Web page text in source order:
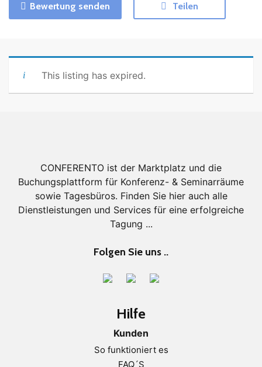
Bewertung senden Teilen
This listing has expired.
CONFERENTO ist der Marktplatz und die
Buchungsplattform für Konferenz- & Seminarräume
sowie Tagesbüros. Finden Sie hier auch alle
Dienstleistungen und Services für eine erfolgreiche
Tagung ...
Folgen Sie uns ..
Hilfe
Kunden
So funktioniert es
FAQ´S